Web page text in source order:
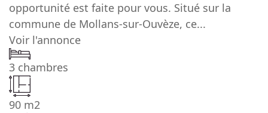
opportunité est faite pour vous. Situé sur la
commune de Mollans-sur-Ouvèze, ce...
Voir l'annonce
3 chambres
90 m2